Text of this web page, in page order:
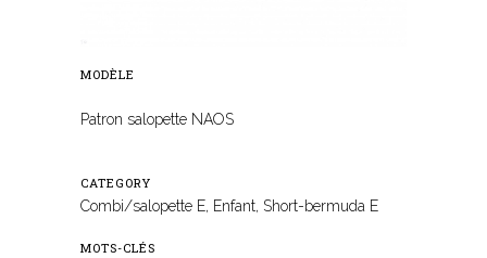
MODÈLE
Patron salopette NAOS
CATEGORY
Combi/salopette E, Enfant, Short-bermuda E
MOTS-CLÉS